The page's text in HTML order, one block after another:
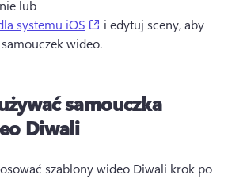
lub
systemu iOS
(opens in a new tab)
i edytuj sceny, aby
wideo.
samouczka
Diwali
szablony wideo Diwali krok po